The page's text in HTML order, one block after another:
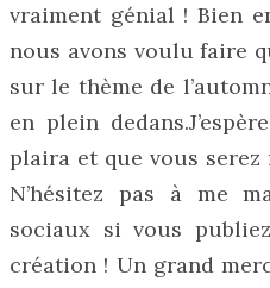
vraiment génial ! Bien
nous avons voulu faire
sur le thème de
en plein
plaira et que vous serez
N’hésitez pas à me
sociaux si vous
création ! Un grand